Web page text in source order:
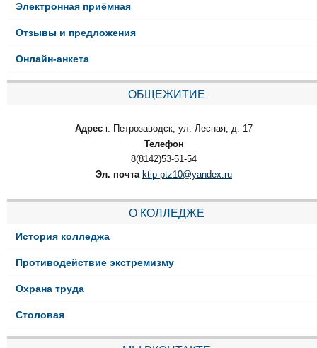
Электронная приёмная
Отзывы и предложения
Онлайн-анкета
ОБЩЕЖИТИЕ
Адрес г. Петрозаводск, ул. Лесная, д. 17
Телефон
8(8142)53-51-54
Эл. почта ktip-ptz10@yandex.ru
О КОЛЛЕДЖЕ
История колледжа
Противодействие экстремизму
Охрана труда
Столовая